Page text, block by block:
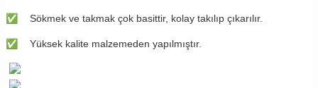
✅ Sökmek ve takmak çok basittir, kolay takılıp çıkarılır.
✅ Yüksek kalite malzemeden yapılmıştır.